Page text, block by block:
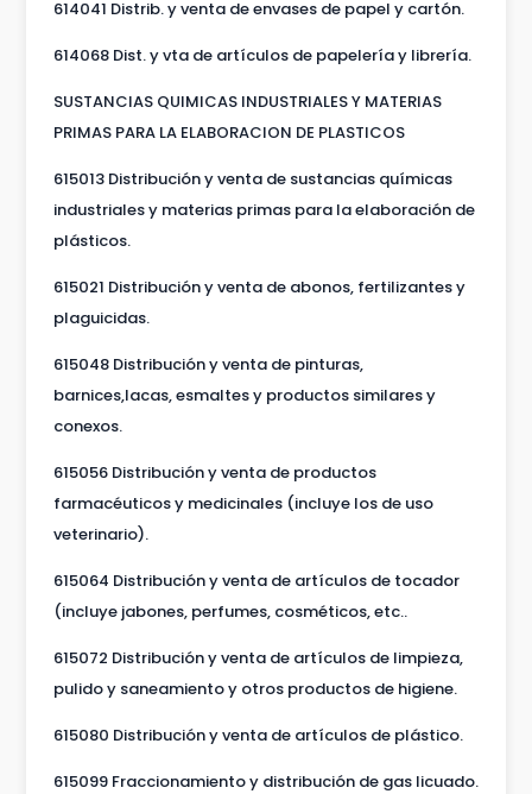
614041 Distrib. y venta de envases de papel y cartón.
614068 Dist. y vta de artículos de papelería y librería.
SUSTANCIAS QUIMICAS INDUSTRIALES Y MATERIAS
PRIMAS PARA LA ELABORACION DE PLASTICOS
615013 Distribución y venta de sustancias químicas
industriales y materias primas para la elaboración de
plásticos.
615021 Distribución y venta de abonos, fertilizantes y
plaguicidas.
615048 Distribución y venta de pinturas,
barnices,lacas, esmaltes y productos similares y
conexos.
615056 Distribución y venta de productos
farmacéuticos y medicinales (incluye los de uso
veterinario).
615064 Distribución y venta de artículos de tocador
(incluye jabones, perfumes, cosméticos, etc..
615072 Distribución y venta de artículos de limpieza,
pulido y saneamiento y otros productos de higiene.
615080 Distribución y venta de artículos de plástico.
615099 Fraccionamiento y distribución de gas licuado.